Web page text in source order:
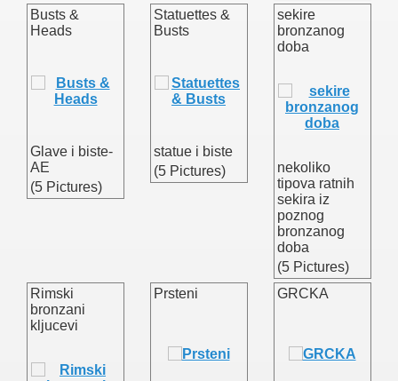
Busts &
Heads
Glave i biste-
AE
(5 Pictures)
Statuettes &
Busts
statue i biste
(5 Pictures)
sekire
bronzanog
doba
nekoliko
tipova ratnih
sekira iz
poznog
bronzanog
doba
(5 Pictures)
Rimski
bronzani
kljucevi
Prsteni GRCKA